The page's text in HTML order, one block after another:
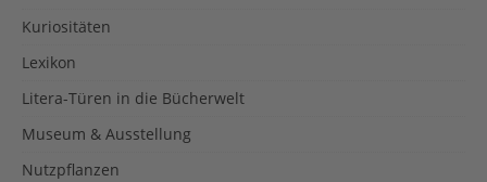
Kuriositäten
Lexikon
Litera-Türen in die Bücherwelt
Museum & Ausstellung
Nutzpflanzen